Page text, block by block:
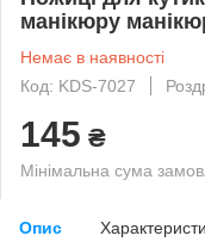
манікюру
Немає в наявності
Код: KDS-7027
145 ₴
Мінімальна сума
Опис